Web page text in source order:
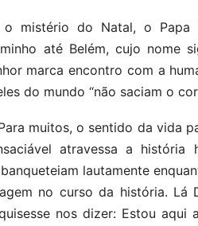
mistério do Natal, o Papa
até Belém, cujo nome
marca encontro com a
do mundo “não saciam o
muitos, o sentido da vida
atravessa a história
lautamente
no curso da história. Lá
nos dizer: Estou aqui